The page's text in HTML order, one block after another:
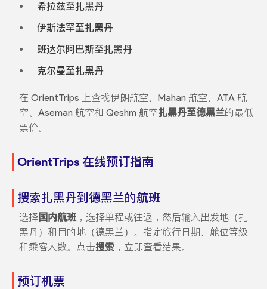
希拉兹至扎黑丹
伊斯法罕至扎黑丹
班达尔阿巴斯至扎黑丹
克尔曼至扎黑丹
在 OrientTrips 上查找伊朗航空、Mahan 航空、ATA 航
空、Aseman 航空和 Qeshm 航空扎黑丹至德黑兰的最低
票价。
OrientTrips 在线预订指南
搜索扎黑丹到德黑兰的航班
选择国内航班，选择单程或往返，然后输入出发地（扎
黑丹）和目的地（德黑兰）。指定旅行日期、舱位等级
和乘客人数。点击搜索 ，立即查看结果。
预订机票